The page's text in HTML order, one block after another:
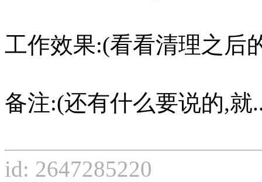
工作效果:(看看清理之后
备注:(还有什么要说的,就
id: 2647285220